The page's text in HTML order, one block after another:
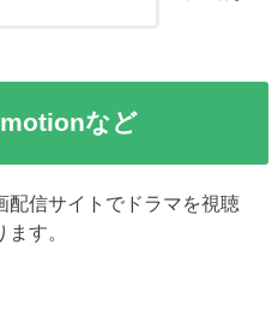
など
配信サイトでドラマを視聴
す。